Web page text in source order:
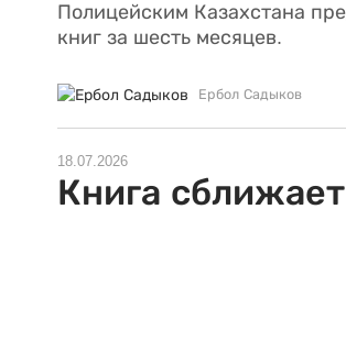
Полицейским Казахстана
книг за шесть месяцев.
Ербол Садыков
18.07.2026
Книга сближает